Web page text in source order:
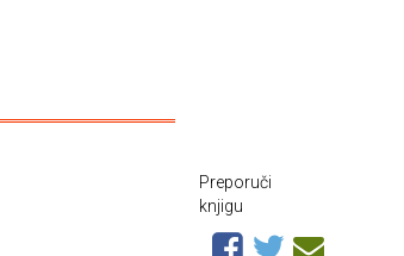
Preporuči
knjigu